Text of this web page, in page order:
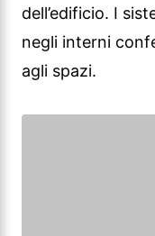
dell’edificio. I
negli interni
agli spazi.